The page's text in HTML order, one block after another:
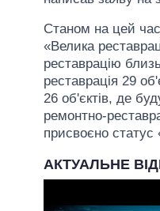
Станом на цей
«Велика
реставрацію
реставрація 29
26 об'єктів, де
ремонтно-
присвоєно статус
АКТУАЛЬНЕ